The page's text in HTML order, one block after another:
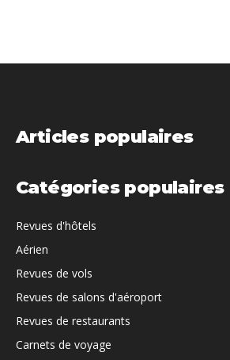
Articles populaires
Catégories populaires
Revues d'hôtels
Aérien
Revues de vols
Revues de salons d'aéroport
Revues de restaurants
Carnets de voyage